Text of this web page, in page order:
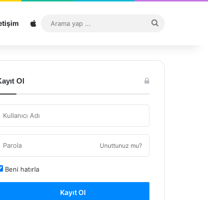
Sitemap
...
Ol
Unuttunuz mu?
Beni hatırla
Kayıt Ol